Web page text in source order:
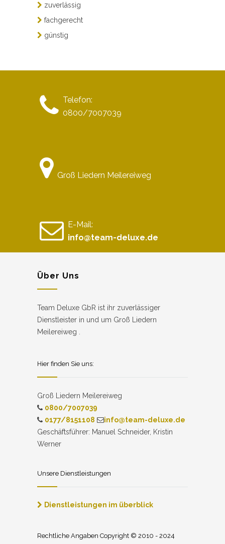
zuverlässig
fachgerecht
günstig
Telefon:
0800/7007039
Groß Liedern Meilereiweg
E-Mail:
info@team-deluxe.de
Über Uns
Team Deluxe GbR ist ihr zuverlässiger
Dienstleister in und um Groß Liedern
Meilereiweg .
Hier finden Sie uns:
Groß Liedern Meilereiweg
0800/7007039
0177/8151108
info@team-deluxe.de
Geschäftsführer: Manuel Schneider, Kristin
Werner
Unsere Dienstleistungen
Dienstleistungen im überblick
Rechtliche Angaben Copyright © 2010 - 2024